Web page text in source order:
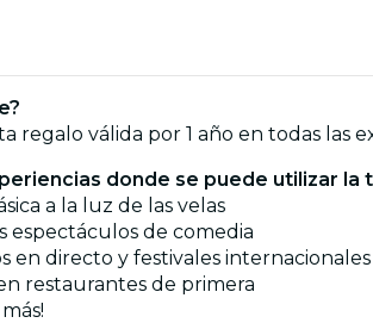
regalo válida por 1 año en todas las
donde se puede utilizar la
a la luz de las velas
espectáculos de comedia
en directo y festivales
restaurantes de primera